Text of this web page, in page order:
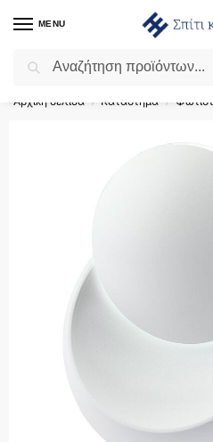
MENU
Flash Sale ⚡ 10% Έκπτωση
Αρχική σελίδα / Κατάστημα /